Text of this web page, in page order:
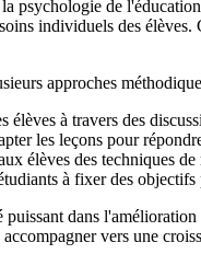
psychologie de
individuels des
approches
à travers des
les leçons pour
élèves des techniques
à fixer des
dans
vers une